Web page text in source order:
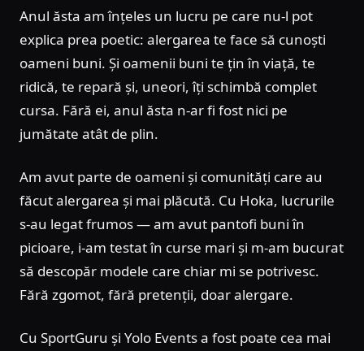
Anul ăsta am înțeles un lucru pe care nu-l pot
explica prea poetic: alergarea te face să cunoști
oameni buni. Și oamenii buni te țin în viață, te
ridică, te repară și, uneori, îți schimbă complet
cursa. Fără ei, anul ăsta n-ar fi fost nici pe
jumătate atât de plin.
Am avut parte de oameni și comunități care au
făcut alergarea și mai plăcută. Cu Hoka, lucrurile
s-au legat frumos — am avut pantofi buni în
picioare, i-am testat în curse mari și m-am bucurat
să descopăr modele care chiar mi se potrivesc.
Fără zgomot, fără pretenții, doar alergare.
Cu SportGuru și Yolo Events a fost poate cea mai